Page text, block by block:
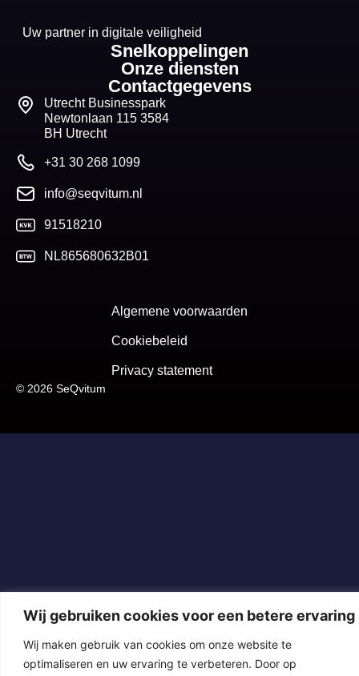
Wij gebruiken cookies voor een betere ervaring
Wij maken gebruik van cookies om onze website te
optimaliseren en uw ervaring te verbeteren. Door op
Uw partner in digitale veiligheid
Snelkoppelingen
Onze diensten
Contactgegevens
Utrecht Businesspark
Newtonlaan 115 3584
BH Utrecht
+31 30 268 1099
info@seqvitum.nl
91518210
NL865680632B01
© 2026 SeQvitum
Algemene voorwaarden
Cookiebeleid
Privacy statement